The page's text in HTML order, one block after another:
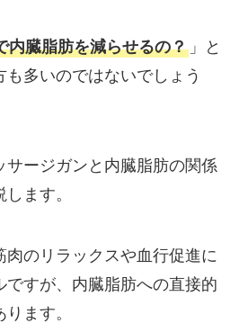
内臓脂肪を減らせるの？」と
多いのではないでしょう
サージガンと内臓脂肪の関係
ます。
肉のリラックスや血行促進に
ですが、内臓脂肪への直接的
ます。